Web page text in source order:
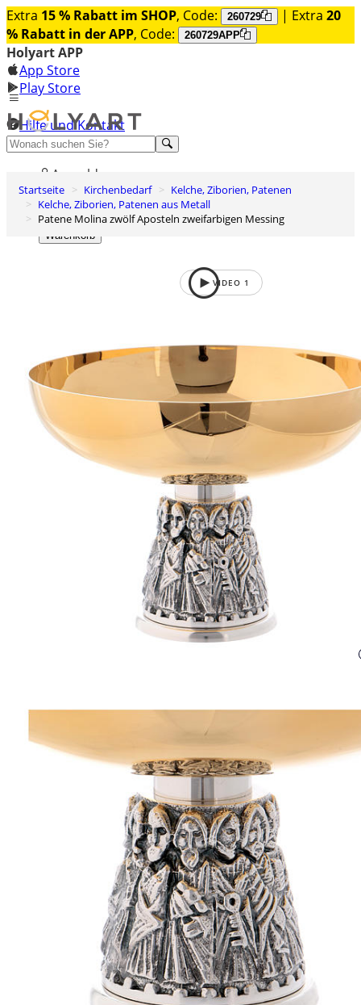
Extra 15 % Rabatt im SHOP, Code: 260729 | Extra 20
% Rabatt in der APP, Code: 260729APP
Holyart APP
App Store
Play Store
Hilfe und Kontakt
Entdecken Sie Premium
Anmelden
Wunschliste
0
Warenkorb
Startseite Kirchenbedarf
Kelche, Ziborien, Patenen
Kelche, Ziborien, Patenen aus Metall
Patene Molina zwölf Aposteln zweifarbigen Messing
VIDEO 1